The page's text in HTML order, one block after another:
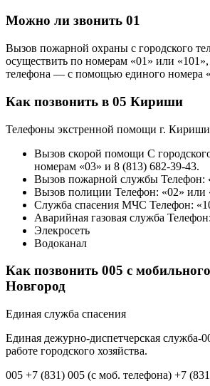
Можно ли звонить 01
Вызов пожарной охраны с городского
осуществить по номерам «01» или
телефона — с помощью единого номера
Как позвонить в 05 Кириши
Телефоны экстренной помощи г.
Вызов скорой помощи С
номерам «03» и 8 (813) 682-39-43.
Вызов пожарной службы Телефон:
Вызов полиции Телефон: «02» или
Служба спасения МЧС Телефон:
Аварийная газовая служба
Элекросеть
Водоканал
Как позвонить 005 с
Новгород
Единая служба спасения
Единая дежурно-диспетчерская служба-
работе городского хозяйства.
005 +7 (831) 005 (с моб. телефона) +7